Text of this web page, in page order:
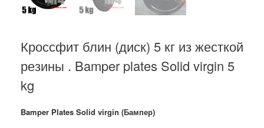
Кроссфит блин (диск) 5 кг из жесткой
резины . Bamper plates Solid virgin 5
kg
Bamper Plates Solid virgin (Бампер)